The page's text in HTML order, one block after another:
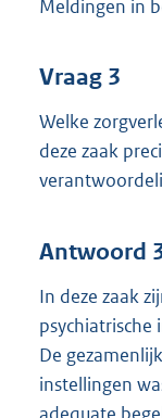
Meldingen in
Vraag 3
Welke
deze zaak
Antwoord
In deze zaak
psychiatrische
De
instellingen